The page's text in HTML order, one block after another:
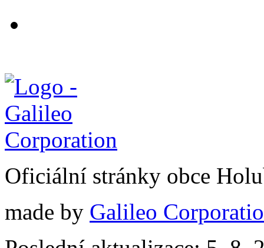
Oficiální stránky obce
made by Galileo